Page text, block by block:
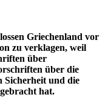
Griechenland vor
zu verklagen, weil
über
über die
Sicherheit und die
hat.